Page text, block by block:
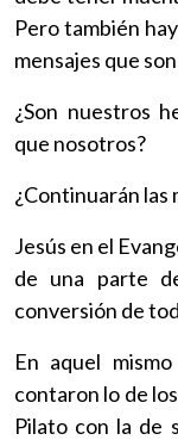
Pero también
mensajes que
¿Son nuestros
que nosotros?
¿Continuarán las
Jesús en el
de una parte
conversión de
En aquel
contaron lo de
Pilato con la de